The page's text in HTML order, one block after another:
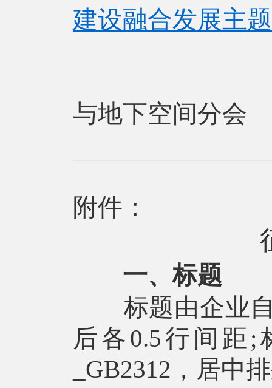
建设融合发展主
与地下空间分会
附件：
一、标题
标题由企业自
后各0.5行间距
_GB2312，居中